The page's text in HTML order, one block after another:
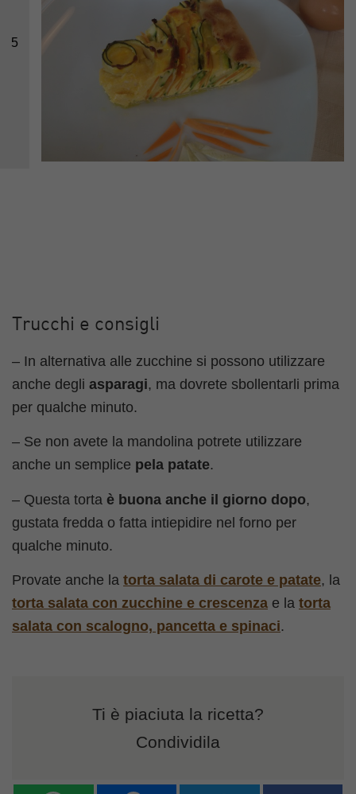
5
Trucchi e consigli
– In alternativa alle zucchine si possono utilizzare
anche degli asparagi, ma dovrete sbollentarli prima
per qualche minuto.
– Se non avete la mandolina potrete utilizzare
anche un semplice pela patate.
– Questa torta è buona anche il giorno dopo,
gustata fredda o fatta intiepidire nel forno per
qualche minuto.
Provate anche la torta salata di carote e patate, la
torta salata con zucchine e crescenza e la torta
salata con scalogno, pancetta e spinaci.
Ti è piaciuta la ricetta?
Condividila